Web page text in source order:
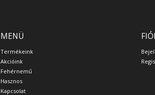
MENÜ
Termékeink
Akcióink
Fehérnemű
Hasznos
Kapcsolat